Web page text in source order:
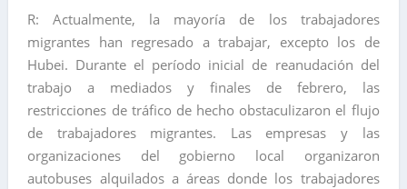
R: Actualmente, la mayoría de los trabajadores
migrantes han regresado a trabajar, excepto los de
Hubei. Durante el período inicial de reanudación del
trabajo a mediados y finales de febrero, las
restricciones de tráfico de hecho obstaculizaron el flujo
de trabajadores migrantes. Las empresas y las
organizaciones del gobierno local organizaron
autobuses alquilados a áreas donde los trabajadores